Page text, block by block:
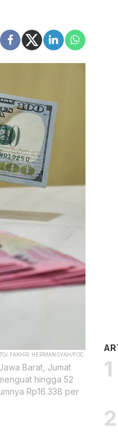
FAKHRI HERMANSYAH/FOC.
Barat, Jumat
hingga 52
Rp16.338 per